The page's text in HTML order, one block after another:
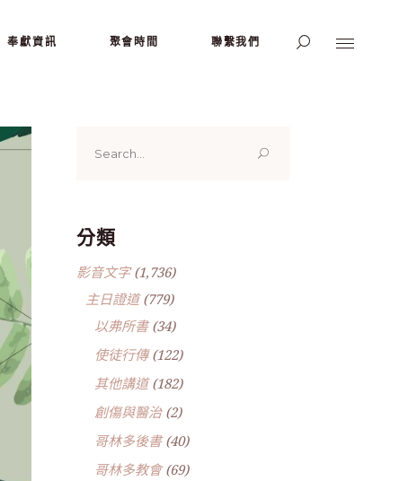
奉獻資訊 聚會時間 聯繫我們
for:
分類
影音文字(1,736)
主日證道(779)
以弗所書(34)
使徒行傳(122)
其他講道(182)
創傷與醫治(2)
哥林多後書(40)
哥林多教會(69)